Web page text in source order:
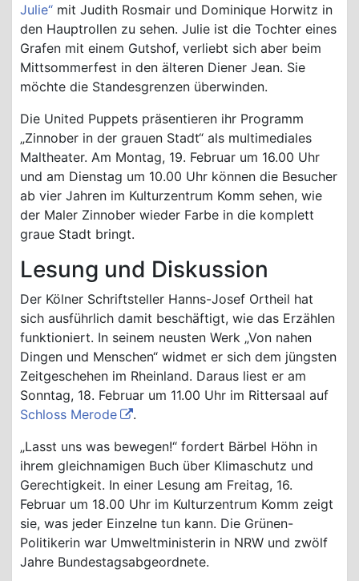
Julie“ mit Judith Rosmair und Dominique Horwitz in
den Hauptrollen zu sehen. Julie ist die Tochter eines
Grafen mit einem Gutshof, verliebt sich aber beim
Mittsommerfest in den älteren Diener Jean. Sie
möchte die Standesgrenzen überwinden.
Die United Puppets präsentieren ihr Programm
„Zinnober in der grauen Stadt“ als multimediales
Maltheater. Am Montag, 19. Februar um 16.00 Uhr
und am Dienstag um 10.00 Uhr können die Besucher
ab vier Jahren im Kulturzentrum Komm sehen, wie
der Maler Zinnober wieder Farbe in die komplett
graue Stadt bringt.
Lesung und Diskussion
Der Kölner Schriftsteller Hanns-Josef Ortheil hat
sich ausführlich damit beschäftigt, wie das Erzählen
funktioniert. In seinem neusten Werk „Von nahen
Dingen und Menschen“ widmet er sich dem jüngsten
Zeitgeschehen im Rheinland. Daraus liest er am
Sonntag, 18. Februar um 11.00 Uhr im Rittersaal auf
Schloss Merode
.
„Lasst uns was bewegen!“ fordert Bärbel Höhn in
ihrem gleichnamigen Buch über Klimaschutz und
Gerechtigkeit. In einer Lesung am Freitag, 16.
Februar um 18.00 Uhr im Kulturzentrum Komm zeigt
sie, was jeder Einzelne tun kann. Die Grünen-
Politikerin war Umweltministerin in NRW und zwölf
Jahre Bundestagsabgeordnete.